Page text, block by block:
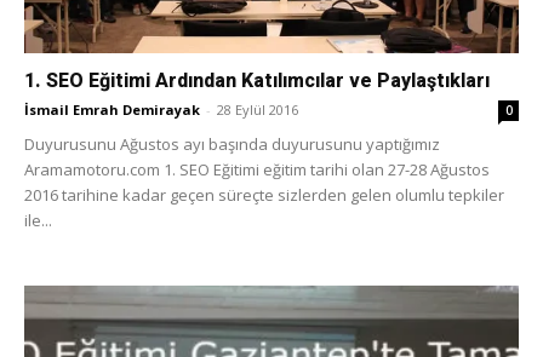
1. SEO Eğitimi Ardından Katılımcılar ve Paylaştıkları
İsmail Emrah Demirayak - 28 Eylül 2016 0
Duyurusunu Ağustos ayı başında duyurusunu yaptığımız
Aramamotoru.com 1. SEO Eğitimi eğitim tarihi olan 27-28 Ağustos
2016 tarihine kadar geçen süreçte sizlerden gelen olumlu tepkiler
ile...